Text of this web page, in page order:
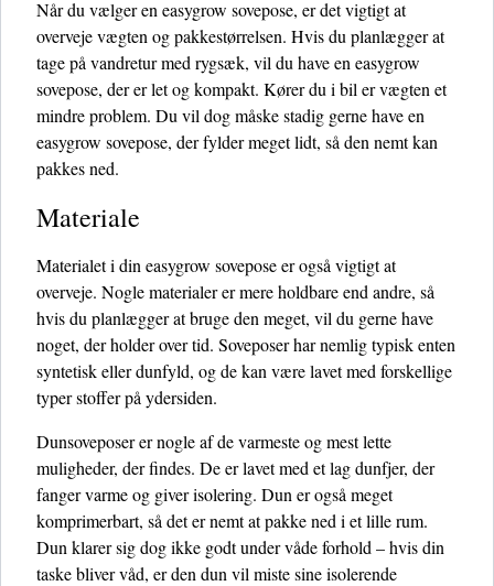
Når du vælger en easygrow sovepose, er det vigtigt at
overveje vægten og pakkestørrelsen. Hvis du planlægger at
tage på vandretur med rygsæk, vil du have en easygrow
sovepose, der er let og kompakt. Kører du i bil er vægten et
mindre problem. Du vil dog måske stadig gerne have en
easygrow sovepose, der fylder meget lidt, så den nemt kan
pakkes ned.
Materiale
Materialet i din easygrow sovepose er også vigtigt at
overveje. Nogle materialer er mere holdbare end andre, så
hvis du planlægger at bruge den meget, vil du gerne have
noget, der holder over tid. Soveposer har nemlig typisk enten
syntetisk eller dunfyld, og de kan være lavet med forskellige
typer stoffer på ydersiden.
Dunsoveposer er nogle af de varmeste og mest lette
muligheder, der findes. De er lavet med et lag dunfjer, der
fanger varme og giver isolering. Dun er også meget
komprimerbart, så det er nemt at pakke ned i et lille rum.
Dun klarer sig dog ikke godt under våde forhold – hvis din
taske bliver våd, er den dun vil miste sine isolerende